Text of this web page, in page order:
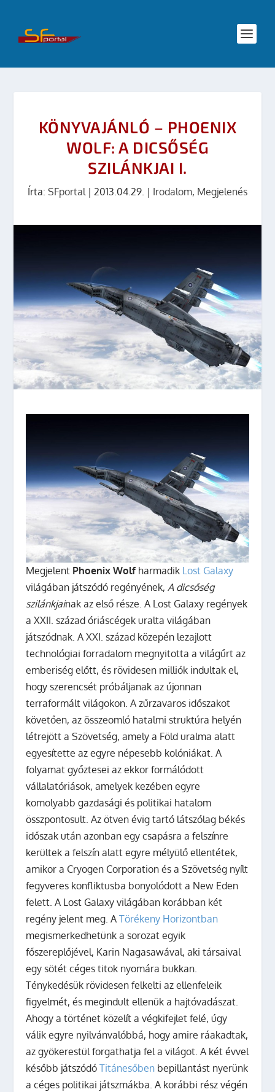
KÖNYVAJÁNLÓ – PHOENIX
WOLF: A DICSŐSÉG
SZILÁNKJAI I.
Írta: SFportal| 2013.04.29. | Irodalom, Megjelenés
Megjelent Phoenix Wolf harmadik Lost Galaxy
világában játszódó regényének,A dicsőség
szilánkjainak az első része. A Lost Galaxy regények
a XXII. század óriáscégek uralta világában
játszódnak. A XXI. század közepén lezajlott
technológiai forradalom megnyitotta a világűrt az
emberiség előtt, és rövidesen milliók indultak el,
hogy szerencsét próbáljanak az újonnan
terraformált világokon. A zűrzavaros időszakot
követően, az összeomló hatalmi struktúra helyén
létrejött a Szövetség, amely a Föld uralma alatt
egyesítette az egyre népesebb kolóniákat. A
folyamat győztesei az ekkor formálódott
vállalatóriások, amelyek kezében egyre
komolyabb gazdasági és politikai hatalom
összpontosult. Az ötven évig tartó látszólag békés
időszak után azonban egy csapásra a felszínre
kerültek a felszín alatt egyre mélyülő ellentétek,
amikor a Cryogen Corporation és a Szövetség nyílt
fegyveres konfliktusba bonyolódott a New Eden
felett. A Lost Galaxy világában korábban két
regény jelent meg. ATörékeny Horizontban
megismerkedhetünk a sorozat egyik
főszereplőjével, Karin Nagasawával, aki társaival
egy sötét céges titok nyomára bukkan.
Ténykedésük rövidesen felkelti az ellenfeleik
figyelmét, és megindult ellenük a hajtóvadászat.
Ahogy a történet közelít a végkifejlet felé, úgy
válik egyre nyilvánvalóbbá, hogy amire ráakadtak,
az gyökerestül forgathatja fel a világot. A két évvel
később játszódóTitánesőben bepillantást nyerünk
a céges politikai játszmákba. A korábbi rész végén